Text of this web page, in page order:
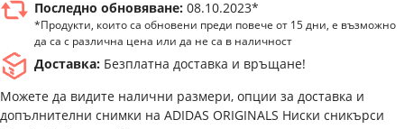
Последно обновяване: 08.10.2023*
*Продукти, които са обновени преди повече от 15 дни, е възможно
да са с различна цена или да не са в наличност
Доставка: Безплатна доставка и връщане!
Можете да видите налични размери, опции за доставка и
допълнителни снимки на ADIDAS ORIGINALS Ниски сникърси